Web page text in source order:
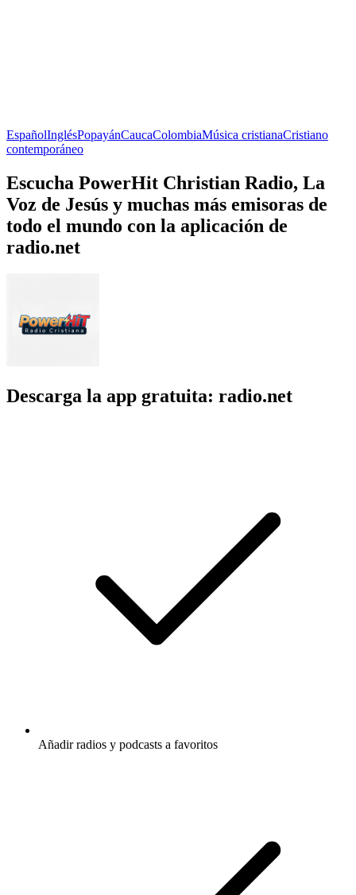
EspañolInglésPopayánCaucaColombiaMúsica cristianaCristiano
contemporáneo
Escucha PowerHit Christian Radio, La
Voz de Jesús y muchas más emisoras de
todo el mundo con la aplicación de
radio.net
Descarga la app gratuita: radio.net
Añadir radios y podcasts a favoritos